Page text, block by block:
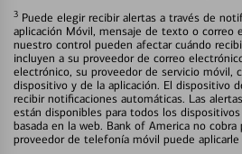
3 Puede elegir recibir alertas a través de
aplicación Móvil, mensaje de texto o correo
nuestro control pueden afectar cuándo
incluyen a su proveedor de correo
electrónico, su proveedor de servicio móvil,
dispositivo y de la aplicación. El dispositivo
recibir notificaciones automáticas. Las
están disponibles para todos los
basada en la web. Bank of America no cobra
proveedor de telefonía móvil puede